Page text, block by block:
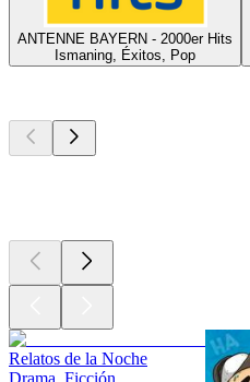
ANTENNE BAYERN - 2000er Hits
Ismaning, Éxitos, Pop
Relatos de la Noche